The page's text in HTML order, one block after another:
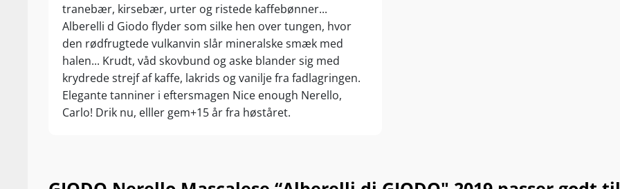
tranebær, kirsebær, urter og ristede kaffebønner...
Alberelli d Giodo flyder som silke hen over tungen, hvor
den rødfrugtede vulkanvin slår mineralske smæk med
halen... Krudt, våd skovbund og aske blander sig med
krydrede strejf af kaffe, lakrids og vanilje fra fadlagringen.
Elegante tanniner i eftersmagen Nice enough Nerello,
Carlo! Drik nu, elller gem+15 år fra høståret.